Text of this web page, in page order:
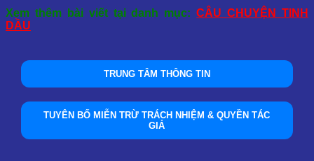
Xem thêm bài viết tại danh mục: CÂU CHUYỆN TINH
DẦU
TRUNG TÂM THÔNG TIN
TUYÊN BỐ MIỄN TRỪ TRÁCH NHIỆM & QUYỀN TÁC
GIẢ